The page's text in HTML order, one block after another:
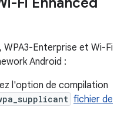
WPA3-Enterprise et Wi-Fi
Android :
l'option de compilation
fichier de